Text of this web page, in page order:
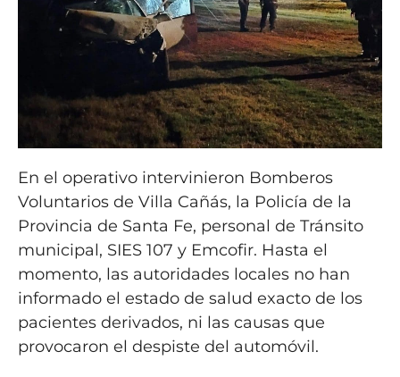
En el operativo intervinieron Bomberos
Voluntarios de Villa Cañás, la Policía de la
Provincia de Santa Fe, personal de Tránsito
municipal, SIES 107 y Emcofir. Hasta el
momento, las autoridades locales no han
informado el estado de salud exacto de los
pacientes derivados, ni las causas que
provocaron el despiste del automóvil.